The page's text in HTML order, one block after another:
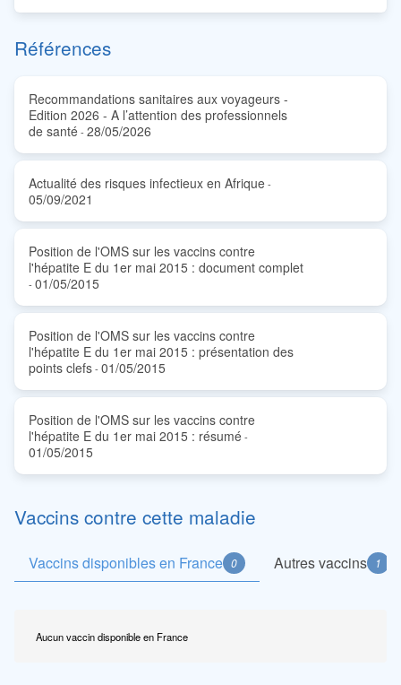
Références
Recommandations sanitaires aux voyageurs -
Edition 2026 - A l’attention des professionnels
de santé-28/05/2026
Actualité des risques infectieux en Afrique-
05/09/2021
Position de l'OMS sur les vaccins contre
l'hépatite E du 1er mai 2015 : document complet
-01/05/2015
Position de l'OMS sur les vaccins contre
l'hépatite E du 1er mai 2015 : présentation des
points clefs-01/05/2015
Position de l'OMS sur les vaccins contre
l'hépatite E du 1er mai 2015 : résumé-
01/05/2015
Vaccins contre cette maladie
Vaccins disponibles en France 0 Autres vaccins 1
Aucun vaccin disponible en France